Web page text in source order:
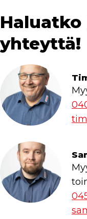
Haluatko
yhteyttä!